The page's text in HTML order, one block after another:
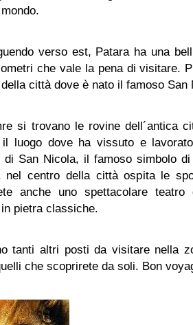
verso est, Patara ha una
che vale la pena di visitare.
città dove è nato il famoso San
si trovano le rovine dell´antica
luogo dove ha vissuto e
di San Nicola, il famoso simbolo di
nel centro della città ospita le
anche uno spettacolare
pietra classiche.
tanti altri posti da visitare nella
che scoprirete da soli. Bon